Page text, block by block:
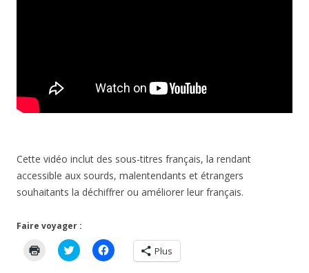
Cette vidéo inclut des sous-titres français, la rendant
accessible aux sourds, malentendants et étrangers
souhaitants la déchiffrer ou améliorer leur français.
Faire voyager :
C
l
C
l Plus